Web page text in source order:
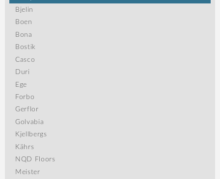
Bjelin
Boen
Bona
Bostik
Casco
Duri
Ege
Forbo
Gerflor
Golvabia
Kjellbergs
Kährs
NQD Floors
Meister